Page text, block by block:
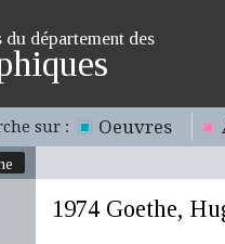
département des
sur : Oeuvres
1974 Goethe,